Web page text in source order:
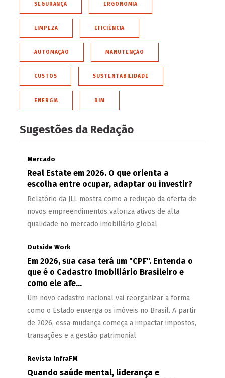
SEGURANÇA ERGONOMIA
LIMPEZA EFICIÊNCIA
AUTOMAÇÃO MANUTENÇÃO
CUSTOS SUSTENTABILIDADE
ENERGIA BIM
Sugestões da Redação
Mercado
Real Estate em 2026. O que orienta a
escolha entre ocupar, adaptar ou investir?
Relatório da JLL mostra como a redução da oferta de
novos empreendimentos valoriza ativos de alta
qualidade no mercado imobiliário global
Outside Work
Em 2026, sua casa terá um "CPF". Entenda o
que é o Cadastro Imobiliário Brasileiro e
como ele afe...
Um novo cadastro nacional vai reorganizar a forma
como o Estado enxerga os imóveis no Brasil. A partir
de 2026, essa mudança começa a impactar impostos,
transações e a gestão patrimonial
Revista InfraFM
Quando saúde mental, liderança e